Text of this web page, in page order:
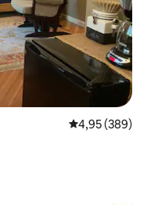
Gemiddelde
4,95 (389)